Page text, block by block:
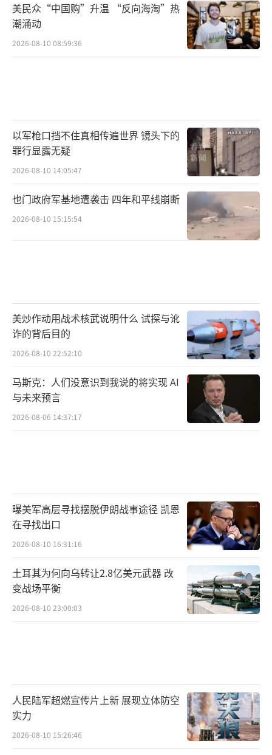
美民众“中国购”升温 “反向海淘”热
潮涌动
2026-08-10 08:59:36
以军枪口挡不住真相传遍世界 镜头下的
罪行显露无疑
2026-08-10 14:05:47
也门政府军基地遭袭击 四年和平线崩断
2026-08-10 15:15:54
美炒作动用战术核武说明什么 试探与讹
诈的背后目的
2026-08-10 22:52:10
马斯克：人们没意识到我说的将实现 AI
与未来预言
2026-08-06 14:37:17
曝美军高层寻找摆脱伊朗战事途径 凯恩
在寻找出口
2026-08-10 16:31:16
土耳其为何向乌转让2.8亿美元武器 改
变战场平衡
2026-08-10 23:00:03
人民陆军超燃宣传片上新 展现立体防空
实力
2026-08-10 15:26:46